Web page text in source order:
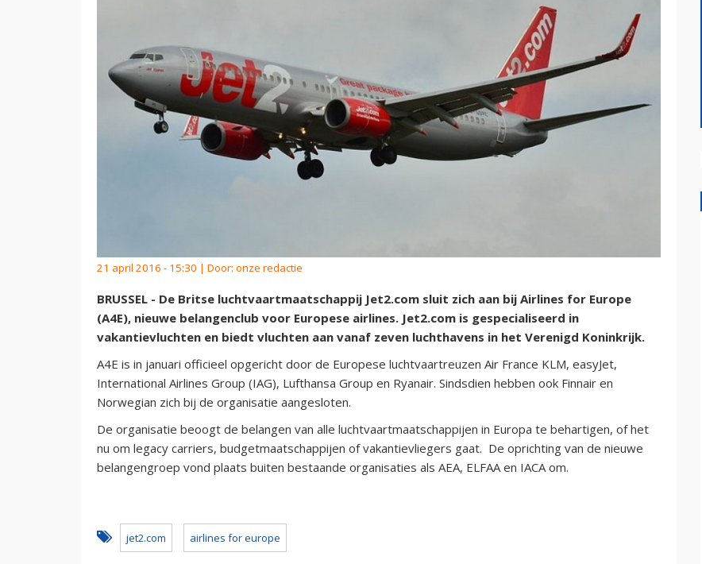
21 april 2016 - 15:30 | Door: onze redactie
BRUSSEL - De Britse luchtvaartmaatschappij Jet2.com sluit zich aan bij Airlines for Europe
(A4E), nieuwe belangenclub voor Europese airlines. Jet2.com is gespecialiseerd in
vakantievluchten en biedt vluchten aan vanaf zeven luchthavens in het Verenigd Koninkrijk.
A4E is in januari officieel opgericht door de Europese luchtvaartreuzen Air France KLM, easyJet,
International Airlines Group (IAG), Lufthansa Group en Ryanair. Sindsdien hebben ook Finnair en
Norwegian zich bij de organisatie aangesloten.
De organisatie beoogt de belangen van alle luchtvaartmaatschappijen in Europa te behartigen, of het
nu om legacy carriers, budgetmaatschappijen of vakantievliegers gaat. De oprichting van de nieuwe
belangengroep vond plaats buiten bestaande organisaties als AEA, ELFAA en IACA om.
jet2.com airlines for europe